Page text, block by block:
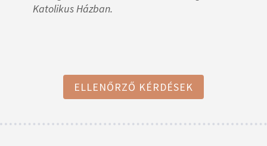
Katolikus Házban.
ELLENŐRZŐ KÉRDÉSEK